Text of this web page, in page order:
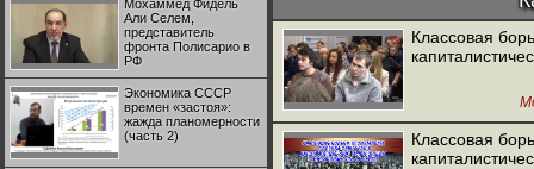
Мохаммед Фидель
Али Селем,
представитель
фронта Полисарио в
РФ
Экономика СССР
времен «застоя»:
жажда планомерности
(часть 2)
Классовая
Классовая